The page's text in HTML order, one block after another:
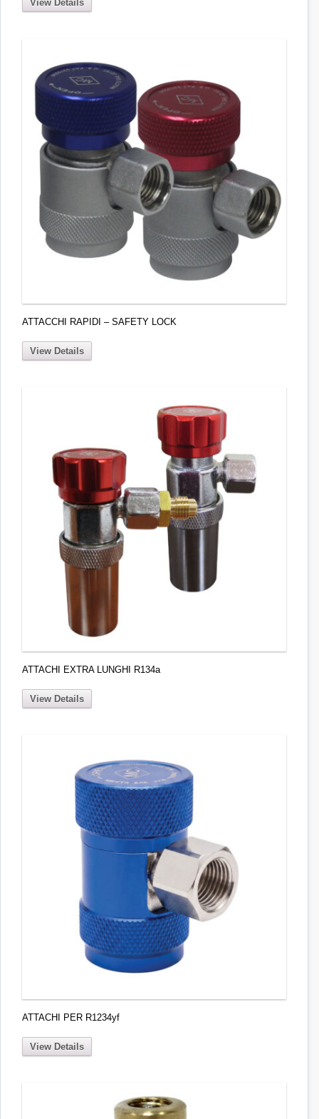
View Details
ATTACCHI RAPIDI – SAFETY LOCK
View Details
ATTACHI EXTRA LUNGHI R134a
View Details
ATTACHI PER R1234yf
View Details